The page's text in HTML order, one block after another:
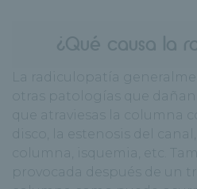
La radiculopatía
otras patologías que dañan
que atraviesas la columna
disco, la estenosis del
columna, isquemia, etc.
provocada después de un